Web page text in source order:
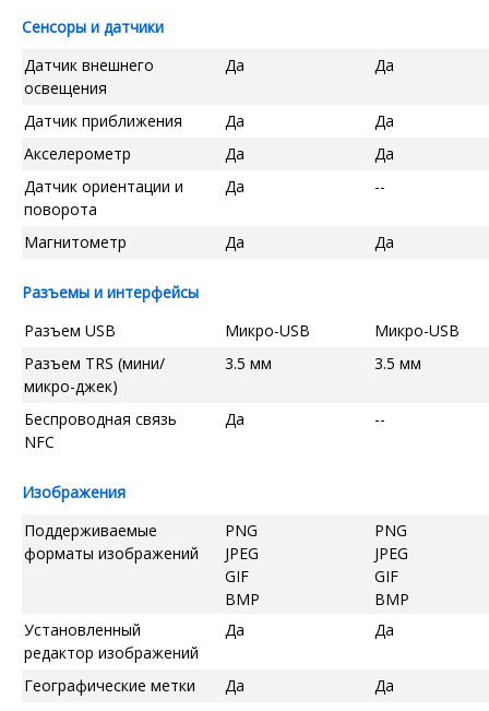
Сенсоры и датчики
Датчик внешнего
освещения
Да Да
Датчик приближения Да
Да
Акселерометр
Да
Да
Датчик ориентации и
поворота
Да --
Магнитометр Да Да
Разъемы и интерфейсы
Разъем USB
Микро-USB
Микро-USB
Разъем TRS (мини/
микро-джек)
3.5 мм 3.5 мм
Беспроводная связь
NFC
Да --
Изображения
Поддерживаемые
форматы изображений
PNG
JPEG
GIF
BMP
PNG
JPEG
GIF
BMP
Установленный
редактор изображений
Да Да
Географические метки Да Да